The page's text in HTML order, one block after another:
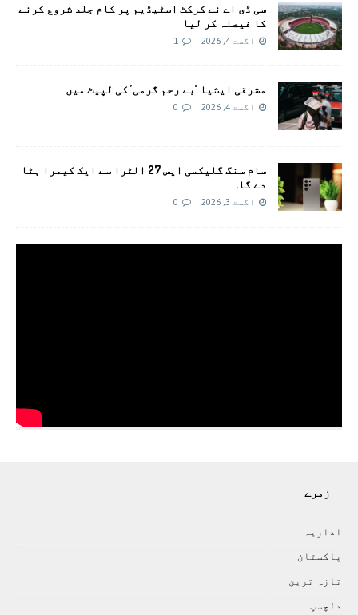
سی ڈی اے نے کرکٹ اسٹیڈیم پر کام جلد شروع کرنے
کا فیصلہ کر لیا
اگست 4, 2026 1
مشرقی ایشیا ‘بے رحم گرمی’ کی لپیٹ میں
اگست 4, 2026 0
سام سنگ گلیکسی ایس 27 الٹرا سے ایک کیمرا ہٹا
دے گا.
اگست 3, 2026 0
زمرے
اداريہ
پاکستان
تازہ ترين
دلچسپ